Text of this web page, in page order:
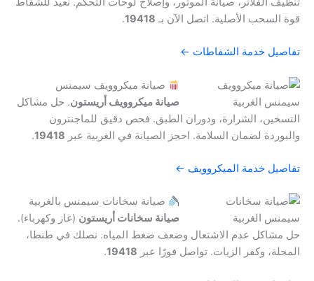
قوة السحب الأصلية. اتصل الآن بـ 19418
.
تفاصيل خدمة الشفاطات ←
صيانة ميكروويف سيمنس
صيانة ميكروويف أريستون. حل مشاكل
التسخين، الشرارة، ودوران الطبق. فحص دقيق للماجنترون
والبوردة لضمان السلامة. احجز الصيانة في الغربية عبر 19418
.
تفاصيل خدمة الميكروويف ←
صيانة سخانات سيمنس بالغربية
صيانة سخانات أريستون (غاز وكهرباء).
حل مشاكل عدم الاشتعال وضعف ضغط المياه. نصلك في طنطا،
المحلة، وكفر الزيات. تواصل فورًا عبر 19418
.